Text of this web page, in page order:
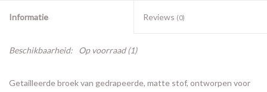
Informatie Reviews (0)
Beschikbaarheid: Op voorraad(1)
Getailleerde broek van gedrapeerde, matte stof, ontworpen voor